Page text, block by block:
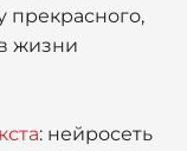
прекрасного,
жизни
: нейросеть